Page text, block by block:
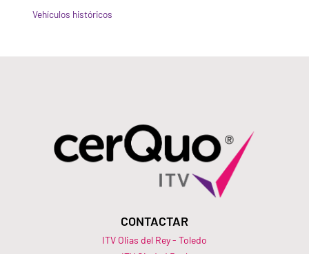
Vehículos históricos
CONTACTAR
ITV Olias del Rey - Toledo